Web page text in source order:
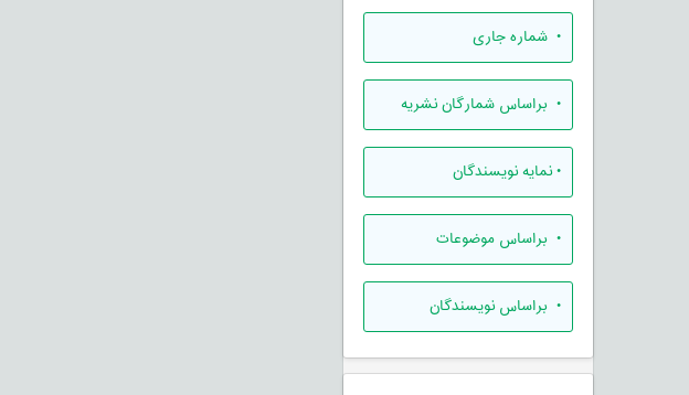
• شماره جاری
• براساس شمارگان نشریه
•نمایه نویسندگان
• براساس موضوعات
• براساس نویسندگان